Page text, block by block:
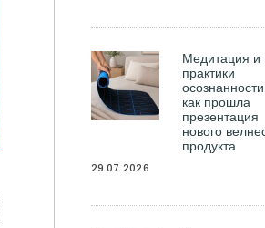
Медитация и
практики
как прошла
презентация
нового
продукта
29.07.2026